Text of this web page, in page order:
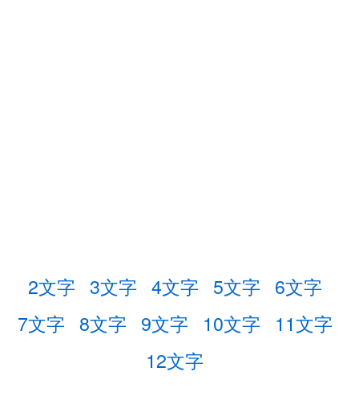
2文字 3文字 4文字 5文字 6文字
7文字 8文字 9文字 10文字
11文字
12文字